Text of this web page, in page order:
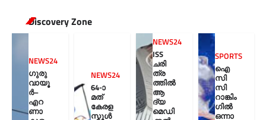
Discovery Zone
NEWS24
ഗുരു
വായൂ
ർ–
എറ
ണാ
NEWS24
64-ാ
മത്
കേരള
സ്കൂൾ
NEWS24
ISS
ചരി
ത്ര
ത്തിൽ
ആ
ദ്യ
മെഡി
SPORTS
ഐ
സി
സി
റാങ്കിം
ഗിൽ
ഒന്നാ